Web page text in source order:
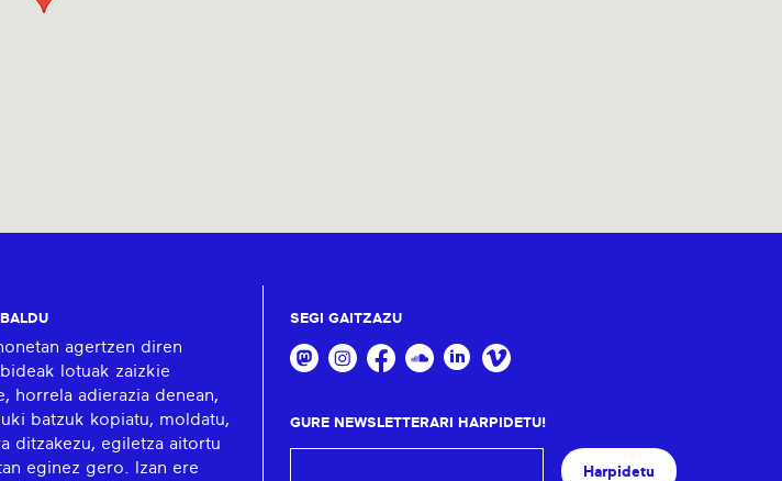
agertzen diren
lotuak zaizkie
horrela adierazia denean,
batzuk kopiatu, moldatu,
ditzakezu, egiletza aitortu
eginez gero. Izan ere
SEGI GAITZAZU
GURE NEWSLETTERARI HARPIDETU!
Harpidetu